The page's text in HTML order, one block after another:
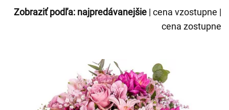
Zobraziť podľa: najpredávanejšie | cena vzostupne |
cena zostupne